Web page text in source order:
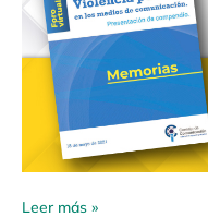
Leer más »